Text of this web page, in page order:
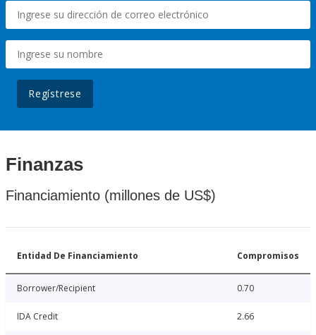
Regístrese
Finanzas
Financiamiento (millones de US$)
Entidad De Financiamiento Compromisos
Borrower/Recipient 0.70
IDA Credit 2.66